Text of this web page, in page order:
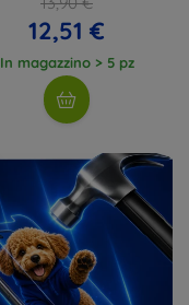
12,51 €
In magazzino > 5 pz